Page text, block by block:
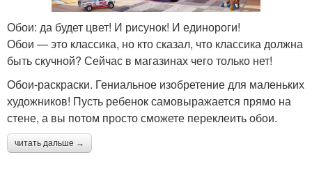
Обои: да будет цвет! И рисунок! И единороги!
Обои — это классика, но кто сказал, что классика должна
быть скучной? Сейчас в магазинах чего только нет!
Обои-раскраски. Гениальное изобретение для маленьких
художников! Пусть ребенок самовыражается прямо на
стене, а вы потом просто сможете переклеить обои.
читать дальше →